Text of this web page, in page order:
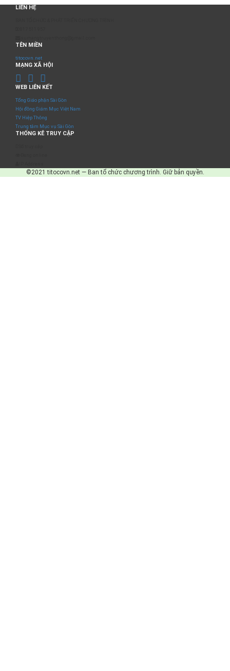
LIÊN HỆ
TÊN MIỀN
titocovn.net
MẠNG XÃ HỘI
WEB LIÊN KẾT
Tổng Giáo phận Sài Gòn
Hội đồng Giám Mục Việt Nam
TV Hiệp Thông
Trung tâm Mục vụ Sài Gòn
THỐNG KÊ TRUY CẬP
©2021 titocovn.net — Ban tổ chức chương trình. Giữ bản quyền.